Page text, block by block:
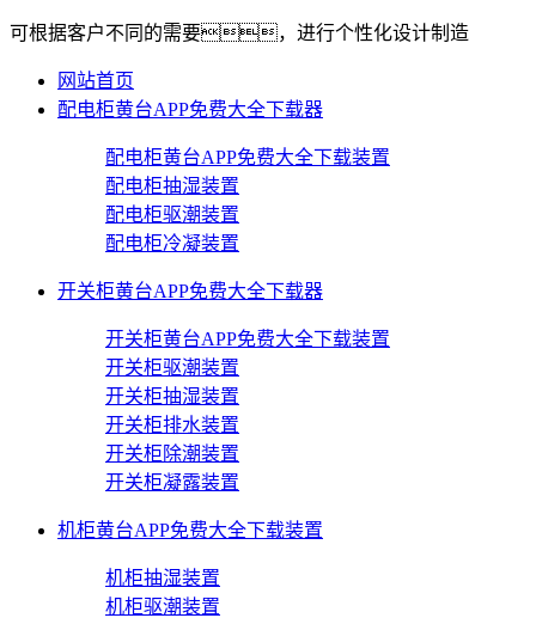
可根据客户不同的需要，进行个性化设计制造
网站首页
配电柜黄台APP免费大全下载器
配电柜黄台APP免费大全下载装置
配电柜抽湿装置
配电柜驱潮装置
配电柜冷凝装置
开关柜黄台APP免费大全下载器
开关柜黄台APP免费大全下载装置
开关柜驱潮装置
开关柜抽湿装置
开关柜排水装置
开关柜除潮装置
开关柜凝露装置
机柜黄台APP免费大全下载装置
机柜抽湿装置
机柜驱潮装置